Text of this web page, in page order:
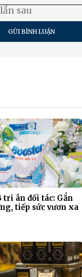
sau
GỬI BÌNH LUẬN
tri ân đối tác: Gắn
tiếp sức vươn xa